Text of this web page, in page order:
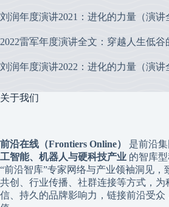
刘润年度演讲2021：进化的力量（演讲
2022雷军年度演讲全文：穿越人生低谷
刘润年度演讲2022：进化的力量（演讲
关于我们
前沿在线（Frontiers Online） 是前沿
工智能、机器人与硬科技产业 的智库
“前沿智库”专家网络与产业领袖洞见，
共创、行业传播、社群连接等方式，为
信、持久的品牌影响力，链接前沿受众